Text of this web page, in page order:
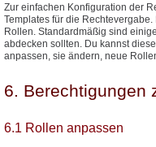
Zur einfachen Konfiguration der
Templates für die
Rollen. Standardmäßig sind
abdecken sollten. Du kannst
anpassen, sie ändern, neue
6. Berechtigungen
6.1 Rollen anpassen